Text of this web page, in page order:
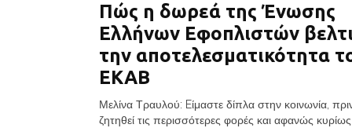
Πώς η δωρεά της Ένωσης
Ελλήνων Εφοπλιστών
την αποτελεσματικότητα
ΕΚΑΒ
Μελίνα Τραυλού: Eίμαστε δίπλα στην κοινωνία,
ζητηθεί τις περισσότερες φορές και αφανώς